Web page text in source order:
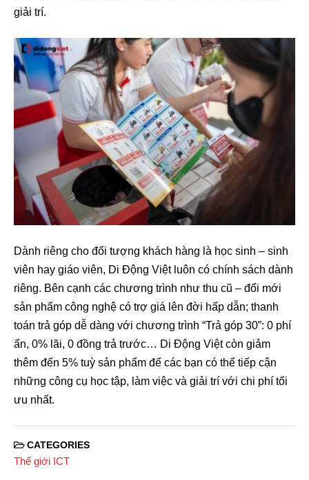
giải trí.
Dành riêng cho đối tượng khách hàng là học sinh – sinh
viên hay giáo viên, Di Động Việt luôn có chính sách dành
riêng. Bên cạnh các chương trình như thu cũ – đổi mới
sản phẩm công nghệ có trợ giá lên đời hấp dẫn; thanh
toán trả góp dễ dàng với chương trình “Trả góp 30”: 0 phí
ẩn, 0% lãi, 0 đồng trả trước… Di Động Việt còn giảm
thêm đến 5% tuỳ sản phẩm để các bạn có thể tiếp cận
những công cụ học tập, làm việc và giải trí với chi phí tối
ưu nhất.
CATEGORIES
Thế giới ICT